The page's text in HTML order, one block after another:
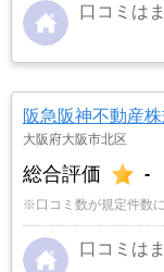
口コミは
阪急阪神不動産
大阪府大阪市北区
総合評価 -
※口コミ数が規定件数
口コミは